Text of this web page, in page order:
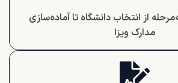
از انتخاب دانشگاه تا آماده‌سازی
مدارک ویزا